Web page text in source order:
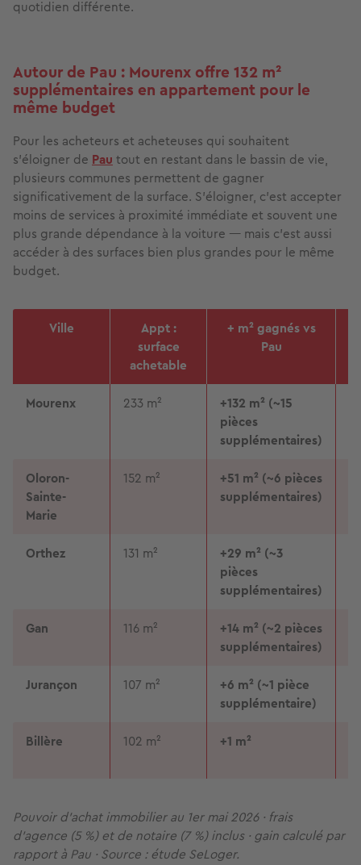
quotidien différente.
Autour de Pau : Mourenx offre 132 m²
supplémentaires en appartement pour le
même budget
Pour les acheteurs et acheteuses qui souhaitent
s'éloigner de Pau tout en restant dans le bassin de vie,
plusieurs communes permettent de gagner
significativement de la surface. S'éloigner, c'est accepter
moins de services à proximité immédiate et souvent une
plus grande dépendance à la voiture — mais c'est aussi
accéder à des surfaces bien plus grandes pour le même
budget.
Ville
Appt :
surface
achetable
+ m² gagnés vs
Pau
Mourenx 233 m²
+132 m² (~15
pièces
supplémentaires)
Oloron-
Sainte-
Marie
152 m²
+51 m² (~6 pièces
supplémentaires)
Orthez 131 m²
+29 m² (~3
pièces
supplémentaires)
Gan 116 m²
+14 m² (~2 pièces
supplémentaires)
Jurançon 107 m²
+6 m² (~1 pièce
supplémentaire)
Billère 102 m² +1 m²
Pouvoir d'achat immobilier au 1er mai 2026 · frais
d'agence (5 %) et de notaire (7 %) inclus · gain calculé par
rapport à Pau · Source : étude SeLoger.